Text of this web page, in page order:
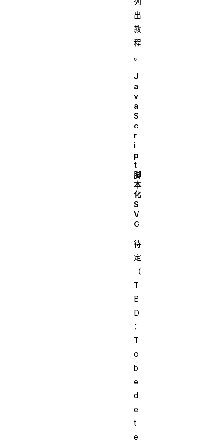
出
教
程
。
J
a
v
a
S
c
r
i
p
t
脚
本
化
S
V
G
待
定
（
T
B
D
：
T
o
b
e
d
e
t
e